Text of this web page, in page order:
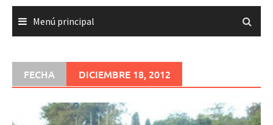
Menú principal
FECHA DICIEMBRE 18, 2012